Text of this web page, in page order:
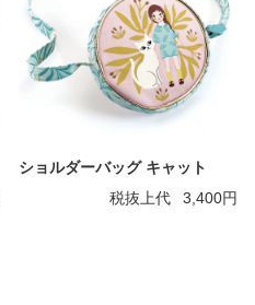
ショルダーバッグ キャット
税抜上代
3,400円